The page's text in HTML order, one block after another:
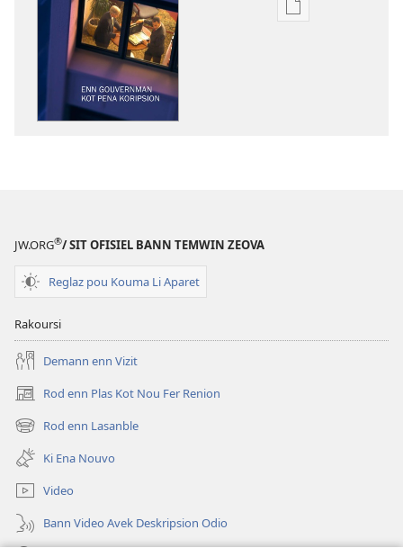
Bann
JW.ORG®/ SIT OFISIEL BANN TEMWIN ZEOVA
Reglaz pou Kouma Li Aparet
Rakoursi
Demann enn Vizit
Rod enn Plas Kot Nou Fer Renion
(ouver
enn
nouvo
tab)
Rod enn Lasanble
(ouver
enn
nouvo
tab)
Ki Ena Nouvo
Video
Bann Video Avek Deskripsion Odio